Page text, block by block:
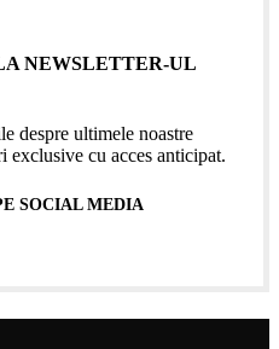
NEWSLETTER-UL
despre ultimele noastre
exclusive cu acces anticipat.
SOCIAL MEDIA